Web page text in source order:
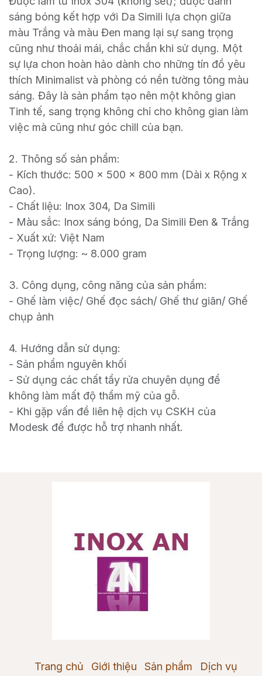
sáng bóng kết hợp với Da Simili lựa chọn giữa
màu Trắng và màu Đen mang lại sự sang trọng
cũng như thoải mái, chắc chắn khi sử dụng. Một
sự lựa chon hoàn hảo dành cho những tín đồ yêu
thích Minimalist và phòng có nền tường tông màu
sáng. Đây là sản phẩm tạo nên một không gian
Tinh tế, sang trọng không chỉ cho không gian làm
việc mà cũng như góc chill của bạn.
2. Thông số sản phẩm:
- Kích thước: 500 x 500 x 800 mm (Dài x Rộng x
Cao).
- Chất liệu: Inox 304, Da Simili
- Màu sắc: Inox sáng bóng, Da Simili Đen & Trắng
- Xuất xứ: Việt Nam
- Trọng lượng: ~ 8.000 gram
3. Công dụng, công năng của sản phẩm:
- Ghế làm việc/ Ghế đọc sách/ Ghế thư giãn/ Ghế
chụp ảnh
4. Hướng dẫn sử dụng:
- Sản phẩm nguyên khối
- Sử dụng các chất tẩy rửa chuyên dụng để
không làm mất độ thẩm mỹ của gỗ.
- Khi gặp vấn đề liên hệ dịch vụ CSKH của
Modesk để được hỗ trợ nhanh nhất.
Trang chủ Giới thiệu Sản phẩm Dịch vụ